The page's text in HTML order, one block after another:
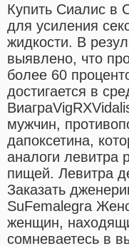
Купить Сиалис в
для усиления
жидкости. В
выявлено, что
более 60
достигается в
мужчин,
дапоксетина,
аналоги левитра
пищей. Левитра
Заказать
SuFemalegra
женщин,
сомневаетесь в